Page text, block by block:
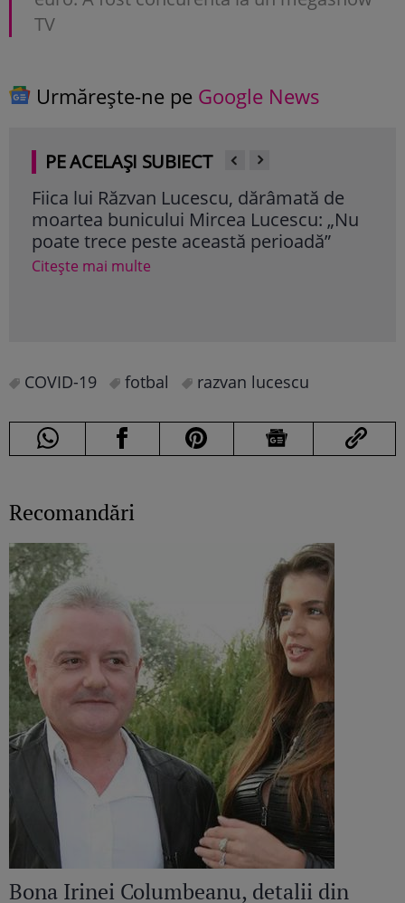
TV
Urmărește-ne pe Google News
PE ACELAȘI SUBIECT
Răzvan Lucescu, mărturisiri emoționante
la două luni de la moartea lui Mircea
Lucescu: „Acesta a fost sentimentul cel
mai greu pentru mine! Aș fi putut să o
COVID-19 fotbal razvan lucescu
Recomandări
Bona Irinei Columbeanu, detalii din